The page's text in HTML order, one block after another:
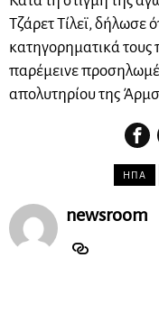
Τζάρετ Τίλεϊ, δήλωσε
κατηγορηματικά τους
παρέμεινε
απολυτηρίου της
ΗΠΑ
newsroom